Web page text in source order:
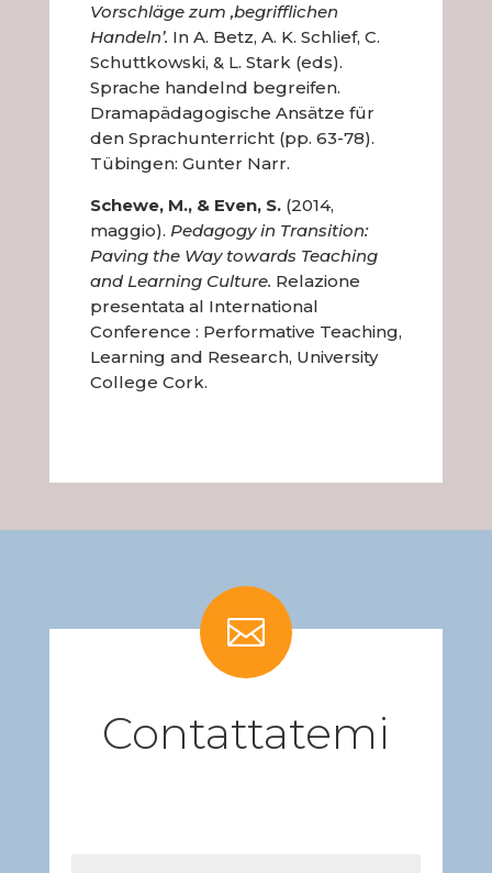
Vorschläge zum ‚begrifflichen
Handeln’. In A. Betz, A. K. Schlief, C.
Schuttkowski, & L. Stark (eds).
Sprache handelnd begreifen.
Dramapädagogische Ansätze für
den Sprachunterricht (pp. 63-78).
Tübingen: Gunter Narr.
Schewe, M., & Even, S.(2014,
maggio). Pedagogy in Transition:
Paving the Way towards Teaching
and Learning Culture. Relazione
presentata al International
Conference : Performative Teaching,
Learning and Research, University
College Cork.

Contattatemi